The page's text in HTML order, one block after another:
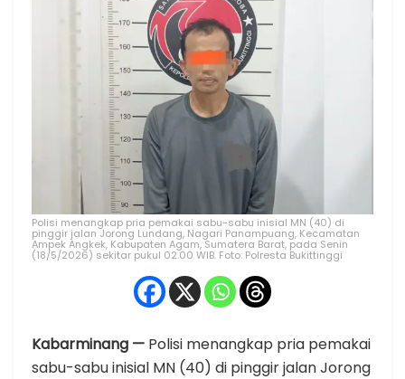
Polisi menangkap pria pemakai sabu-sabu inisial MN (40) di
pinggir jalan Jorong Lundang, Nagari Panampuang, Kecamatan
Ampek Angkek, Kabupaten Agam, Sumatera Barat, pada Senin
(18/5/2026) sekitar pukul 02.00 WIB. Foto: Polresta Bukittinggi
Kabarminang — Polisi menangkap pria pemakai
sabu-sabu inisial MN (40) di pinggir jalan Jorong